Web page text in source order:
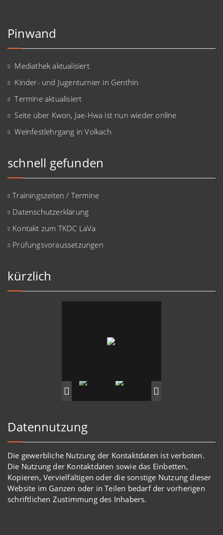
Pinwand
Mediathek aktualisiert
Kinder- und Jugenturnier in Genthin
Termine aktualisiert
Seite über Kwon, Jae-Hwa ist nun wieder online
Weinfestlehrgang in Volkach
schnell gefunden
Trainingszeiten / Termine
Datenschutzerklärung
Kontakt zum TKDC LaVa
Prüfungsvoraussetzungen
kürzlich
Datennutzung
Die gewerbliche Nutzung der Kontaktdaten ist verboten.
Die Nutzung der Kontaktdaten sowie das Einbetten,
Kopieren, Vervielfältigen oder die sonstige Nutzung dieser
Website im Ganzen oder in Teilen bedarf der vorherigen
schriftlichen Zustimmung des Inhabers.